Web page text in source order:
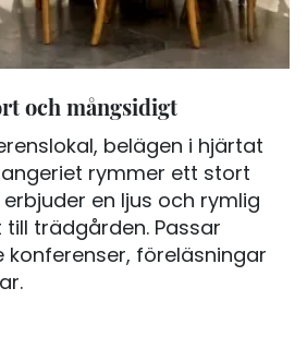
och mångsidigt
belägen i hjärtat
rymmer ett stort
en ljus och rymlig
trädgården. Passar
föreläsningar